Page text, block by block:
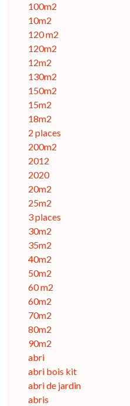
100m2
10m2
120 m2
120m2
12m2
130m2
150m2
15m2
18m2
2 places
200m2
2012
2020
20m2
25m2
3 places
30m2
35m2
40m2
50m2
60 m2
60m2
70m2
80m2
90m2
abri
abri bois kit
abri de jardin
abris